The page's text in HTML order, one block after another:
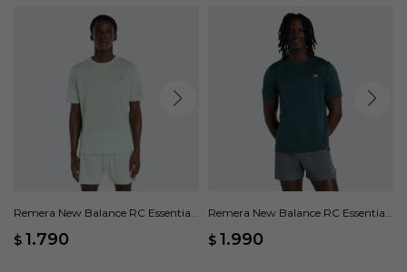
Remera New Balance RC Essential
$ 1.790
Remera New Balance RC Essential
$ 1.990